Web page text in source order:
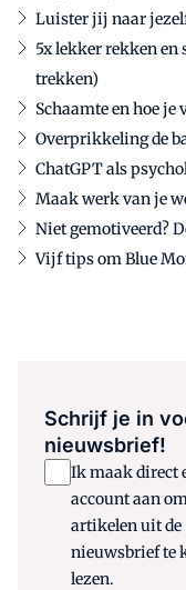
Luister jij naar
5x lekker rekken
trekken)
Schaamte en hoe
Overprikkeling de
ChatGPT als
Maak werk van je
Niet gemotiveerd?
Vijf tips om Blue
Schrijf je in
nieuwsbrief!
Ik maak direct
account aan
artikelen uit de
nieuwsbrief te
lezen.